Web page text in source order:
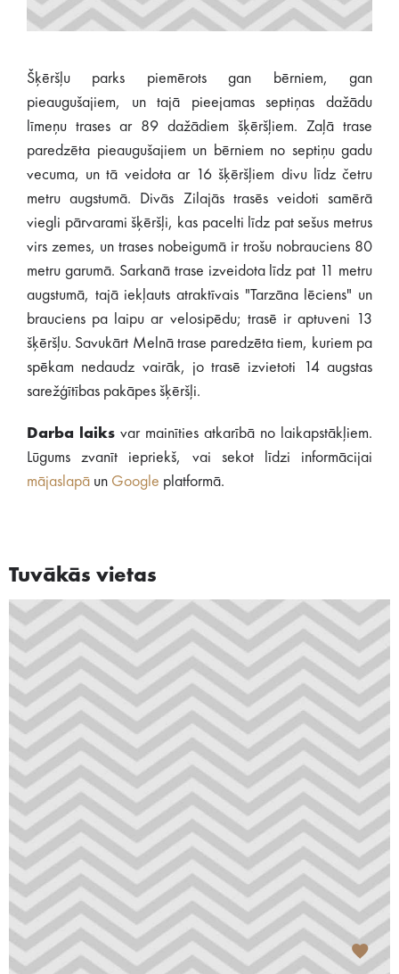
Šķēršļu parks piemērots gan bērniem, gan
pieaugušajiem, un tajā pieejamas septiņas dažādu
līmeņu trases ar 89 dažādiem šķēršļiem. Zaļā trase
paredzēta pieaugušajiem un bērniem no septiņu gadu
vecuma, un tā veidota ar 16 šķēršļiem divu līdz četru
metru augstumā. Divās Zilajās trasēs veidoti samērā
viegli pārvarami šķēršļi, kas pacelti līdz pat sešus metrus
virs zemes, un trases nobeigumā ir trošu nobrauciens 80
metru garumā. Sarkanā trase izveidota līdz pat 11 metru
augstumā, tajā iekļauts atraktīvais "Tarzāna lēciens" un
brauciens pa laipu ar velosipēdu; trasē ir aptuveni 13
šķēršļu. Savukārt Melnā trase paredzēta tiem, kuriem pa
spēkam nedaudz vairāk, jo trasē izvietoti 14 augstas
sarežģītības pakāpes šķēršļi.
Darba laiks var mainīties atkarībā no laikapstākļiem.
Lūgums zvanīt iepriekš, vai sekot līdzi informācijai
mājaslapā un Google platformā.
Tuvākās vietas